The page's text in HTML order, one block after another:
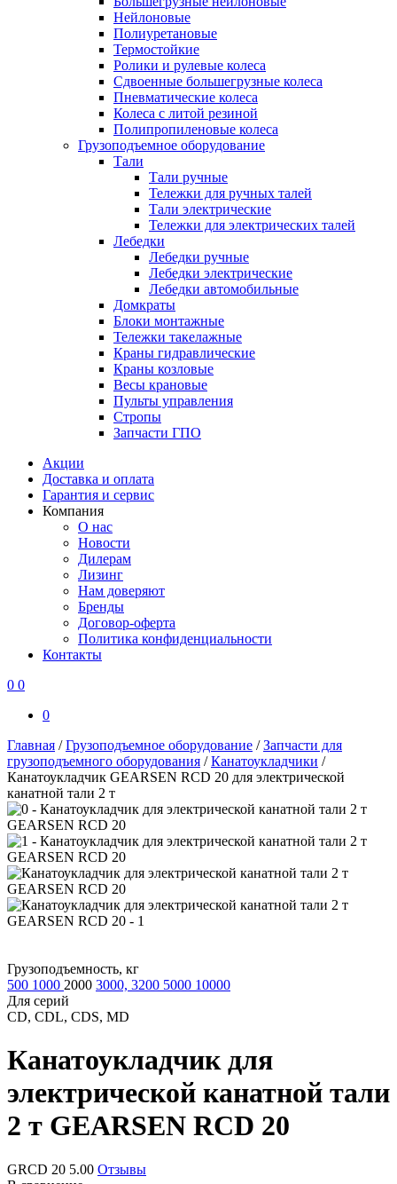
Нейлоновые
Полиуретановые
Термостойкие
Ролики и рулевые колеса
Сдвоенные большегрузные колеса
Пневматические колеса
Колеса с литой резиной
Полипропиленовые колеса
Грузоподъемное оборудование
Тали
Тали ручные
Тележки для ручных талей
Тали электрические
Тележки для электрических талей
Лебедки
Лебедки ручные
Лебедки электрические
Лебедки автомобильные
Домкраты
Блоки монтажные
Тележки такелажные
Краны гидравлические
Краны козловые
Весы крановые
Пульты управления
Стропы
Запчасти ГПО
Акции
Доставка и оплата
Гарантия и сервис
Компания
О нас
Новости
Дилерам
Лизинг
Нам доверяют
Бренды
Договор-оферта
Политика конфиденциальности
Контакты
0 0
0
Главная /Грузоподъемное оборудование /Запчасти для
грузоподъемного оборудования /Канатоукладчики /
Канатоукладчик GEARSEN RCD 20 для электрической
канатной тали 2 т
Грузоподъемность, кг
500 1000 2000 3000, 3200 5000 10000
Для серий
CD, CDL, CDS, MD
Канатоукладчик для
электрической канатной тали
2 т GEARSEN RCD 20
GRCD 20 5.00 Отзывы